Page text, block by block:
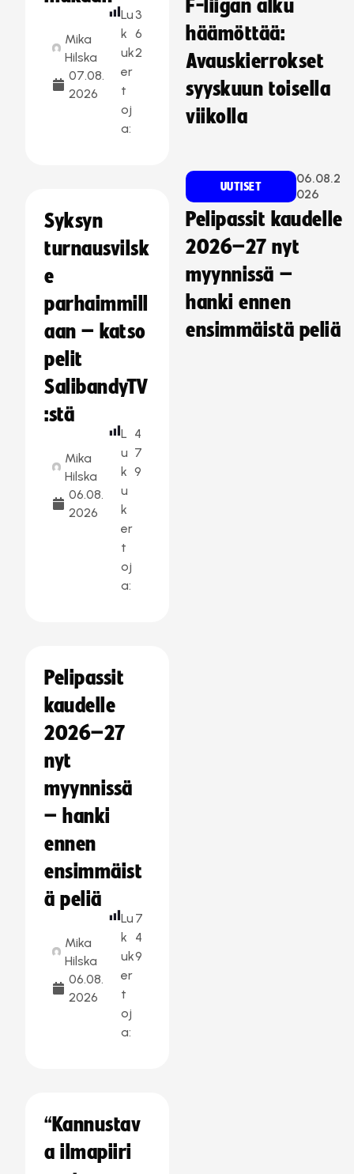
Mika
Hilska
07.08.
2026
Lu
k
uk
er
t
oj
a:
3
6
2
Syksyn
turnausvilsk
e
parhaimmill
aan – katso
pelit
SalibandyTV
:stä
Mika
Hilska
06.08.
2026
L
u
k
u
k
er
t
oj
a:
4
7
9
Pelipassit
kaudelle
2026–27
nyt
myynnissä
– hanki
ennen
ensimmäist
ä peliä
Mika
Hilska
06.08.
2026
Lu
k
uk
er
t
oj
a:
7
4
9
“Kannustav
a ilmapiiri
F-liigan alku
häämöttää:
Avauskierrokset
syyskuun toisella
viikolla
UUTISET
06.08.2
026
Pelipassit kaudelle
2026–27 nyt
myynnissä –
hanki ennen
ensimmäistä peliä